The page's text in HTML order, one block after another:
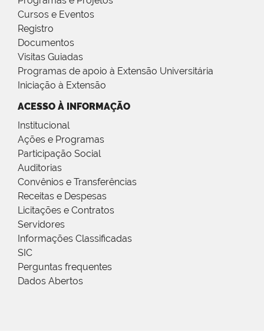
Cursos e Eventos
Registro
Documentos
Visitas Guiadas
Programas de apoio à Extensão Universitária
Iniciação à Extensão
ACESSO À INFORMAÇÃO
Institucional
Ações e Programas
Participação Social
Auditorias
Convênios e Transferências
Receitas e Despesas
Licitações e Contratos
Servidores
Informações Classificadas
SIC
Perguntas frequentes
Dados Abertos